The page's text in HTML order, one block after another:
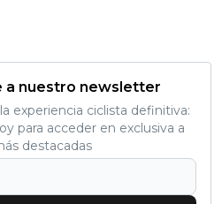
a nuestro newsletter
experiencia ciclista definitiva:
para acceder en exclusiva a
destacadas